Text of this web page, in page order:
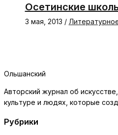
Осетинские
3 мая, 2013 /
Ольшанский
Авторский журнал об
культуре и людях, которые
Рубрики